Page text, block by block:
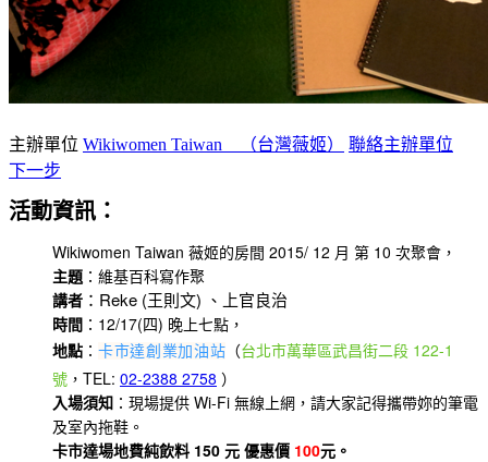
主辦單位 Wikiwomen Taiwan （台灣薇姬）
聯絡主辦單位
下一步
活動資訊：
Wikiwomen Taiwan 薇姬的房間 2015/ 12 月 第 10 次聚會，
主題 ：維基百科寫作聚
講者 ： Reke (王則文) 、上官良治
時間 ：12/17(四) 晚上七點，
地點 ： 卡市達創業加油站 （台北市萬華區武昌街二段 122-1
號 ，TEL: 02-2388 2758 ）
入場須知 ：現場提供 Wi-Fi 無線上網，請大家記得攜帶妳的筆電
及室內拖鞋。
卡市達場地費純飲料 150 元 優惠價 100元。